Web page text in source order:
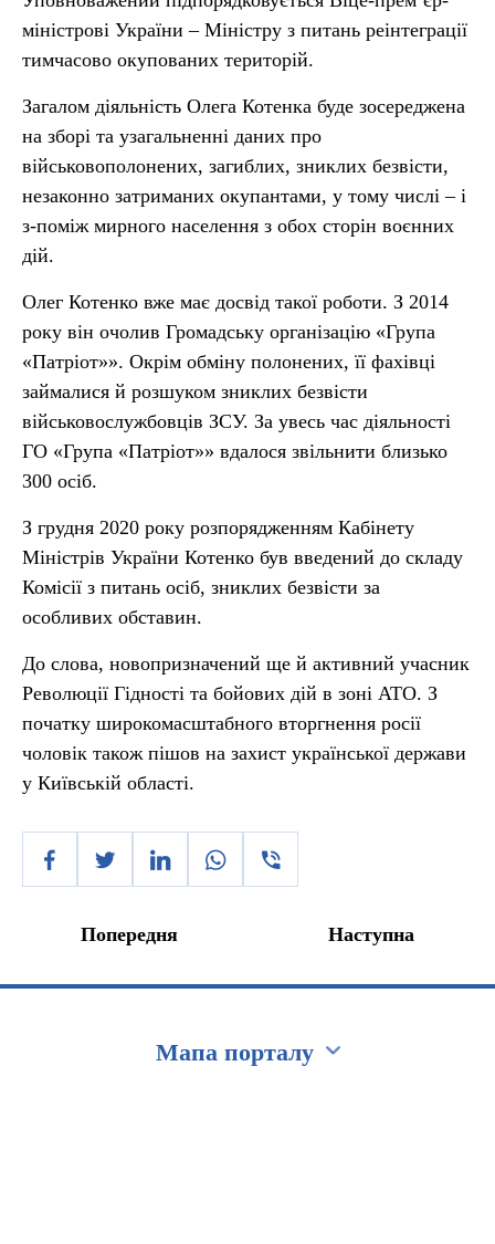
міністрові України – Міністру з питань реінтеграції
тимчасово окупованих територій.
Загалом діяльність Олега Котенка буде зосереджена
на зборі та узагальненні даних про
військовополонених, загиблих, зниклих безвісти,
незаконно затриманих окупантами, у тому числі – і
з-поміж мирного населення з обох сторін воєнних
дій.
Олег Котенко вже має досвід такої роботи. З 2014
року він очолив Громадську організацію «Група
«Патріот»». Окрім обміну полонених, її фахівці
займалися й розшуком зниклих безвісти
військовослужбовців ЗСУ. За увесь час діяльності
ГО «Група «Патріот»» вдалося звільнити близько
300 осіб.
З грудня 2020 року розпорядженням Кабінету
Міністрів України Котенко був введений до складу
Комісії з питань осіб, зниклих безвісти за
особливих обставин.
До слова, новопризначений ще й активний учасник
Революції Гідності та бойових дій в зоні АТО. З
початку широкомасштабного вторгнення росії
чоловік також пішов на захист української держави
у Київській області.
Попередня Наступна
Мапа порталу